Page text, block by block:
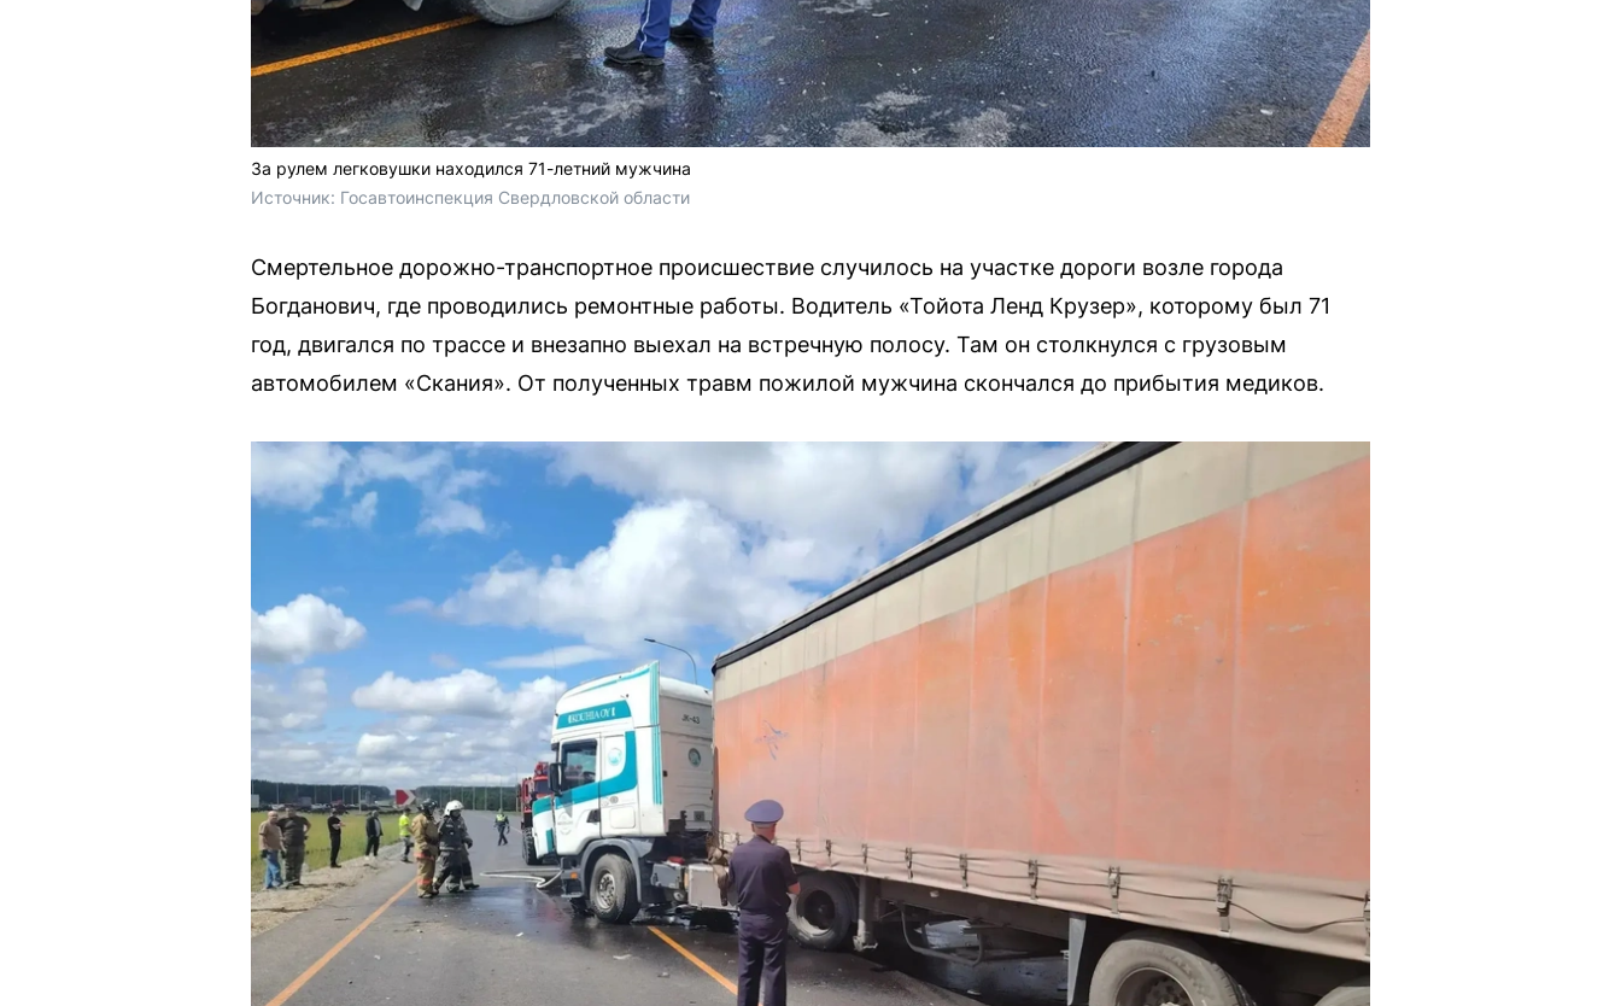
За рулем легковушки находился 71-летний мужчина
Источник: Госавтоинспекция Свердловской области
Смертельное дорожно-транспортное происшествие случилось на участке дороги возле города
Богданович, где проводились ремонтные работы. Водитель «Тойота Ленд Крузер», которому был 71
год, двигался по трассе и внезапно выехал на встречную полосу. Там он столкнулся с грузовым
автомобилем «Скания». От полученных травм пожилой мужчина скончался до прибытия медиков.